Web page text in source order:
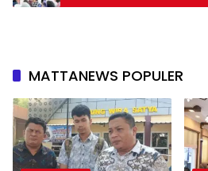
MATTANEWS POPULER